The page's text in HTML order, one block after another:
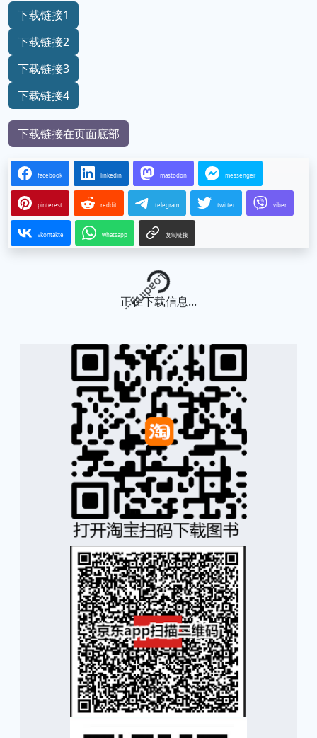
下载链接1
下载链接2
下载链接3
下载链接4
下载链接在页面底部
facebook linkedin mastodon messenger
pinterest reddit telegram twitter viber
vkontakte whatsapp 复制链接
Loading...
正在下载信息...